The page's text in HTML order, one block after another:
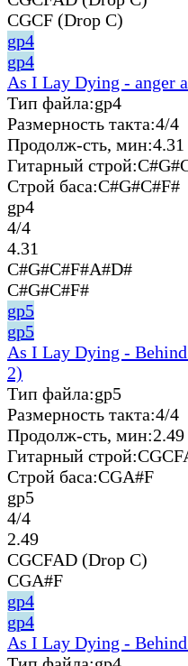
CGCF (Drop C)
gp4
gp4
As I Lay Dying - anger
Тип файла:gp4
Размерность такта:4/4
Продолж-сть, мин:4.31
Гитарный строй:
Строй баса:C#G#C#F#
gp4
4/4
4.31
C#G#C#F#A#D#
C#G#C#F#
gp5
gp5
As I Lay Dying -
2)
Тип файла:gp5
Размерность такта:4/4
Продолж-сть, мин:2.49
Гитарный строй:
Строй баса:CGA#F
gp5
4/4
2.49
CGCFAD (Drop C)
CGA#F
gp4
gp4
As I Lay Dying -